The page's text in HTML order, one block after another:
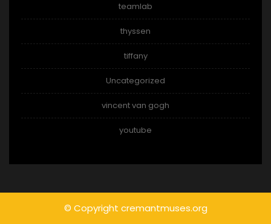
teamlab
thyssen
tiffany
Uncategorized
vincent van gogh
youtube
© Copyright cremantmuses.org